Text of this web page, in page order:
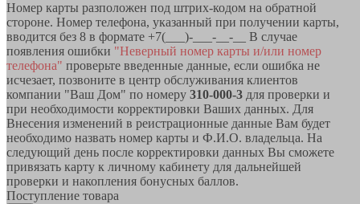
Номер карты разположен под штрих-кодом на обратной
стороне. Номер телефона, указанный при получении карты,
вводится без 8 в формате +7(___)-___-__-__ В случае
появления ошибки "Неверный номер карты и/или номер
телефона" проверьте введенные данные, если ошибка не
исчезает, позвоните в центр обслуживания клиентов
компании "Ваш Дом" по номеру 310-000-3 для проверки и
при необходимости корректировки Ваших данных. Для
Внесения изменений в реистрационные данные Вам будет
необходимо назвать номер карты и Ф.И.О. владельца. На
следующий день после корректировки данных Вы сможете
привязать карту к личному кабинету для дальнейшей
проверки и накопления бонусных баллов.
Поступление товара